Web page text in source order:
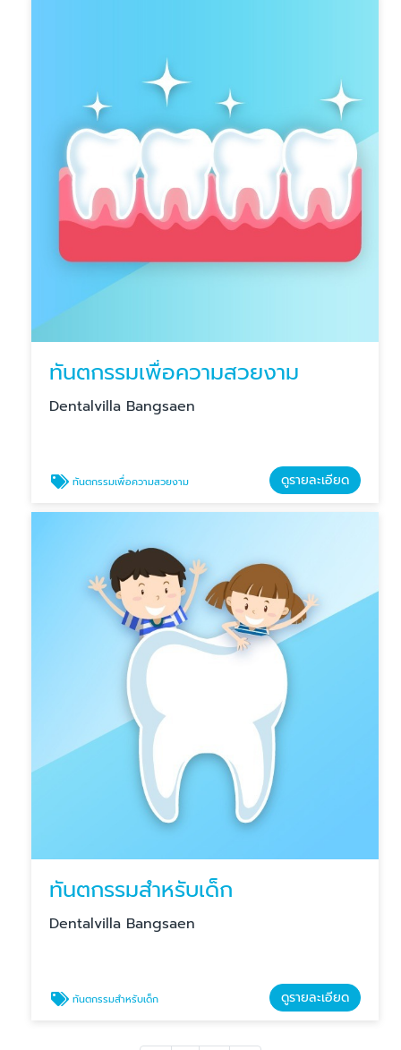
ทันตกรรมเพื่อความสวยงาม
Dentalvilla Bangsaen
ทันตกรรมเพื่อความสวยงาม ดูรายละเอียด
ทันตกรรมสำหรับเด็ก
Dentalvilla Bangsaen
ทันตกรรมสำหรับเด็ก ดูรายละเอียด